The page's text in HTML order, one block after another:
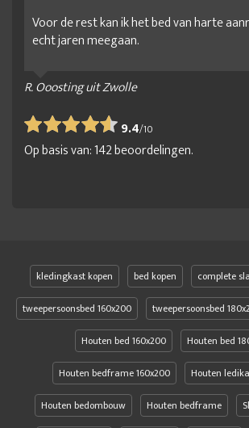
Voor de rest kan ik het bed van harte
echt jaren meegaan.
R. Ooosting uit Zwolle
9.4/10
Op basis van:142beoordelingen.
kledingkast kopen bed kopen
complete
tweepersoonsbed 160x200
tweepersoonsbed
Houten bed 160x200
Houten bed
Houten bedframe 160x200
Houten
Houten bedombouw
Houten bedframe